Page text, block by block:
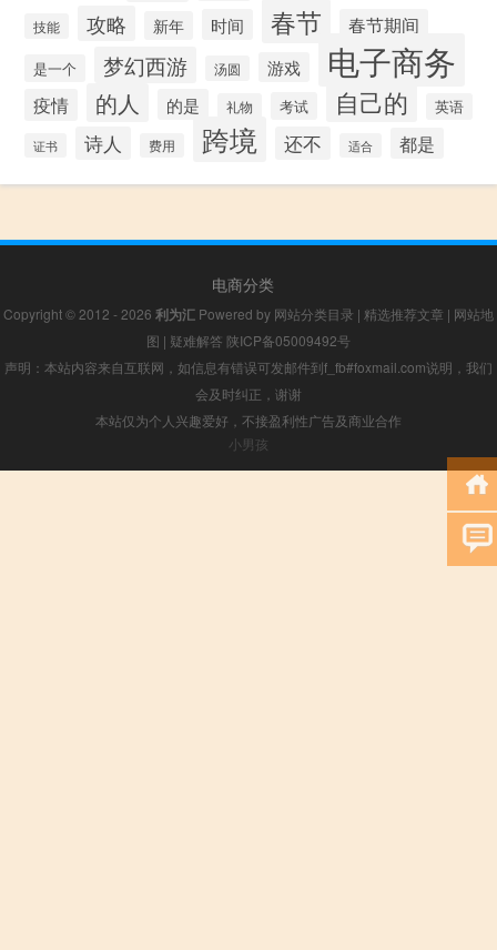
技能 攻略 新年 时间 春节 春节期间
是一个 梦幻西游 汤圆 游戏 电子商务
疫情 的人 的是 礼物 考试 自己的 英语
证书 诗人 费用 跨境 还不 适合 都是
电商分类
Copyright © 2012 - 2026 利为汇 Powered by 网站分类目录 | 精选推荐文章 | 网站地
图 | 疑难解答 陕ICP备05009492号
声明：本站内容来自互联网，如信息有错误可发邮件到f_fb#foxmail.com说明，我们
会及时纠正，谢谢
本站仅为个人兴趣爱好，不接盈利性广告及商业合作
小男孩